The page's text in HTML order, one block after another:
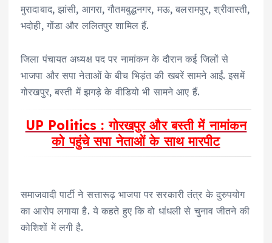
मुरादाबाद, झांसी, आगरा, गौतमबुद्धनगर, मऊ, बलरामपुर, श्रीवास्ती,
भदोही, गोंडा और ललितपुर शामिल हैं.
जिला पंचायत अध्यक्ष पद पर नामांकन के दौरान कई जिलों से
भाजपा और सपा नेताओं के बीच भिड़ंत की खबरें सामने आईं. इसमें
गोरखपुर, बस्ती में झगड़े के वीडियो भी सामने आए हैं.
UP Politics : गोरखपुर और बस्ती में नामांकन
को पहुंचे सपा नेताओं के साथ मारपीट
समाजवादी पार्टी ने सत्तारूढ़ भाजपा पर सरकारी तंत्र के दुरुपयोग
का आरोप लगाया है. ये कहते हुए कि वो धांधली से चुनाव जीतने की
कोशिशों में लगी है.